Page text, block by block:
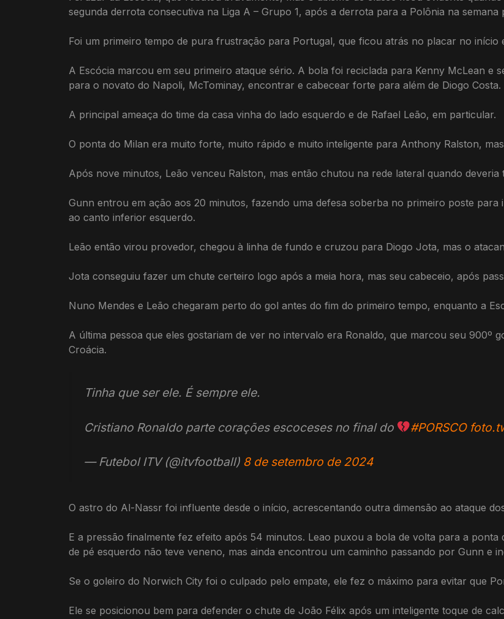
segunda derrota consecutiva na Liga A – Grupo 1, após a derrota para a Polônia na semana
Foi um primeiro tempo de pura frustração para Portugal, que ficou atrás no placar no início
A Escócia marcou em seu primeiro ataque sério. A bola foi reciclada para Kenny McLean e
para o novato do Napoli, McTominay, encontrar e cabecear forte para além de Diogo Costa.
A principal ameaça do time da casa vinha do lado esquerdo e de Rafael Leão, em particular.
O ponta do Milan era muito forte, muito rápido e muito inteligente para Anthony Ralston,
Após nove minutos, Leão venceu Ralston, mas então chutou na rede lateral quando
Gunn entrou em ação aos 20 minutos, fazendo uma defesa soberba no primeiro poste
ao canto inferior esquerdo.
Leão então virou provedor, chegou à linha de fundo e cruzou para Diogo Jota, mas o
Jota conseguiu fazer um chute certeiro logo após a meia hora, mas seu cabeceio, após
Nuno Mendes e Leão chegaram perto do gol antes do fim do primeiro tempo, enquanto a
A última pessoa que eles gostariam de ver no intervalo era Ronaldo, que marcou seu 900º
Croácia.
Tinha que ser ele. É sempre ele.
Cristiano Ronaldo parte corações escoceses no final do #PORSCO
— Futebol ITV (@itvfootball) 8 de setembro de 2024
O astro do Al-Nassr foi influente desde o início, acrescentando outra dimensão ao ataque
E a pressão finalmente fez efeito após 54 minutos. Leao puxou a bola de volta para a ponta
de pé esquerdo não teve veneno, mas ainda encontrou um caminho passando por Gunn e
Se o goleiro do Norwich City foi o culpado pelo empate, ele fez o máximo para evitar que
Ele se posicionou bem para defender o chute de João Félix após um inteligente toque de